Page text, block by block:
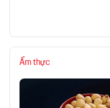
Ẩm thực